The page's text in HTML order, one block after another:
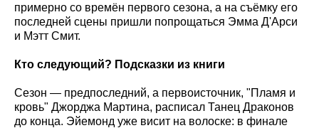
примерно со времён первого сезона, а на съёмку его
последней сцены пришли попрощаться Эмма Д'Арси
и Мэтт Смит.
Кто следующий? Подсказки из книги
Сезон — предпоследний, а первоисточник, "Пламя и
кровь" Джорджа Мартина, расписал Танец Драконов
до конца. Эйемонд уже висит на волоске: в финале